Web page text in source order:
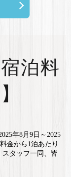
泊料
年8月9日～2025
金から1泊あたり
スタッフ一同、皆